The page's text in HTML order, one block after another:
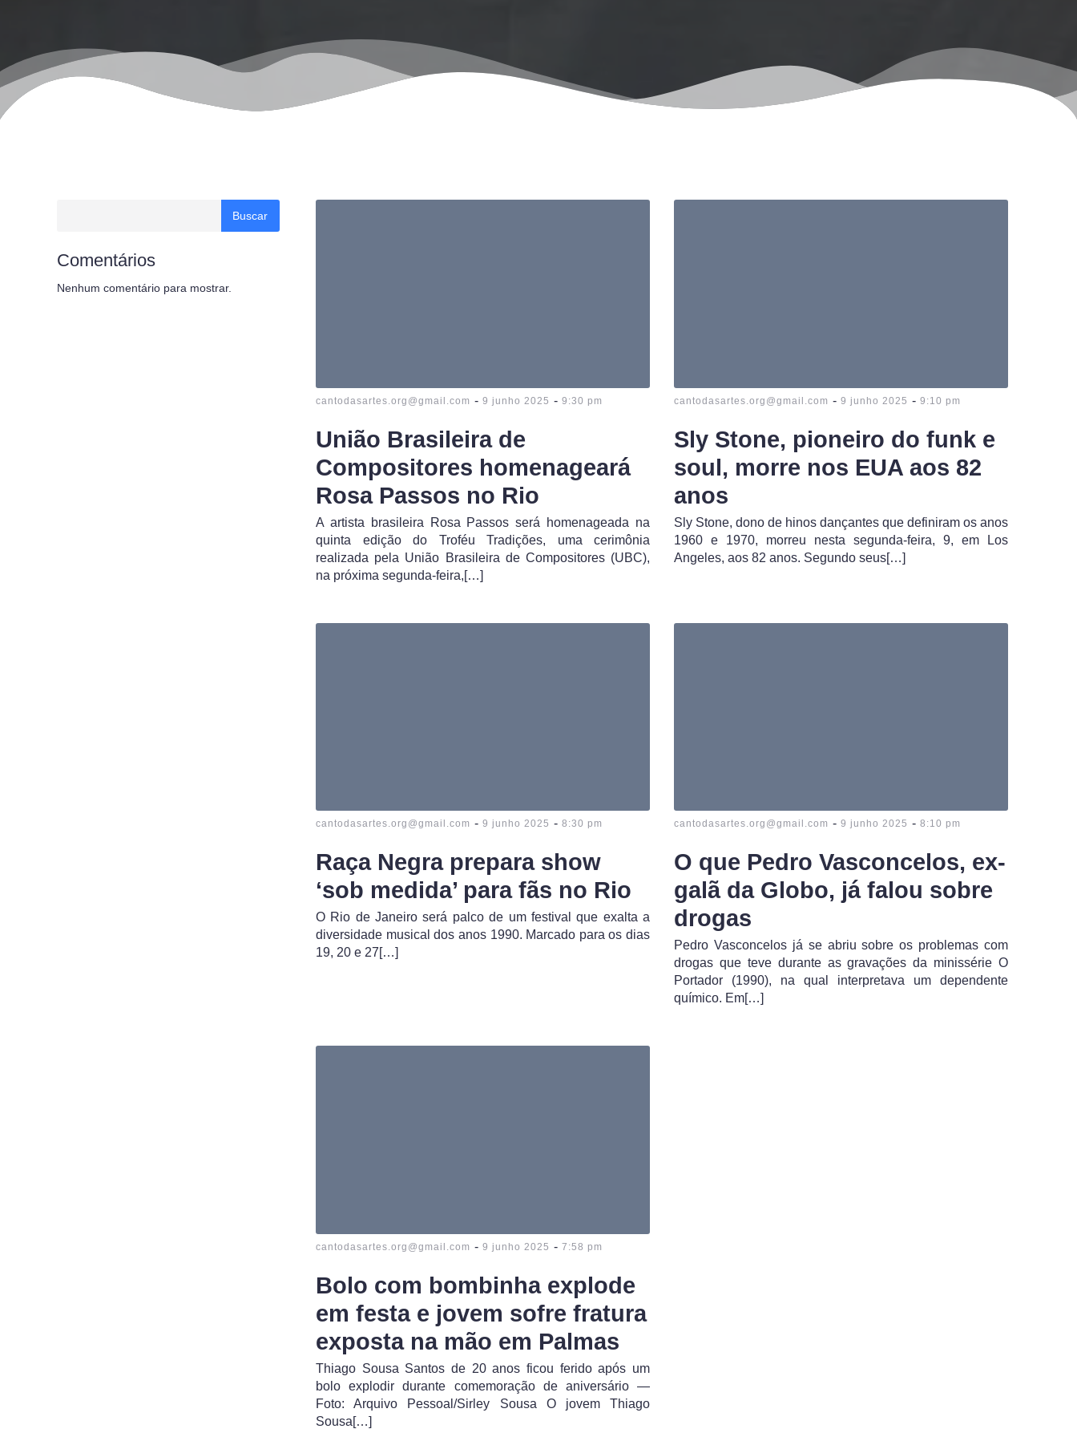
Buscar
Comentários
Nenhum comentário para mostrar.
cantodasartes.org@gmail.com - 9 junho 2025 - 9:30 pm
União Brasileira de
Compositores homenageará
Rosa Passos no Rio
A artista brasileira Rosa Passos será homenageada na
quinta edição do Troféu Tradições, uma cerimônia
realizada pela União Brasileira de Compositores (UBC),
na próxima segunda-feira,[…]
cantodasartes.org@gmail.com - 9 junho 2025 - 9:10 pm
Sly Stone, pioneiro do funk e
soul, morre nos EUA aos 82
anos
Sly Stone, dono de hinos dançantes que definiram os anos
1960 e 1970, morreu nesta segunda-feira, 9, em Los
Angeles, aos 82 anos. Segundo seus[…]
cantodasartes.org@gmail.com - 9 junho 2025 - 8:30 pm
Raça Negra prepara show
‘sob medida’ para fãs no Rio
O Rio de Janeiro será palco de um festival que exalta a
diversidade musical dos anos 1990. Marcado para os dias
19, 20 e 27[…]
cantodasartes.org@gmail.com - 9 junho 2025 - 8:10 pm
O que Pedro Vasconcelos, ex-
galã da Globo, já falou sobre
drogas
Pedro Vasconcelos já se abriu sobre os problemas com
drogas que teve durante as gravações da minissérie O
Portador (1990), na qual interpretava um dependente
químico. Em[…]
cantodasartes.org@gmail.com - 9 junho 2025 - 7:58 pm
Bolo com bombinha explode
em festa e jovem sofre fratura
exposta na mão em Palmas
Thiago Sousa Santos de 20 anos ficou ferido após um
bolo explodir durante comemoração de aniversário —
Foto: Arquivo Pessoal/Sirley Sousa O jovem Thiago
Sousa[…]